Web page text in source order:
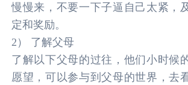
慢慢来，不要一下子逼自己太紧，
定和奖励。
2） 了解父母
了解以下父母的过往，他们小时候
愿望，可以参与到父母的世界，去